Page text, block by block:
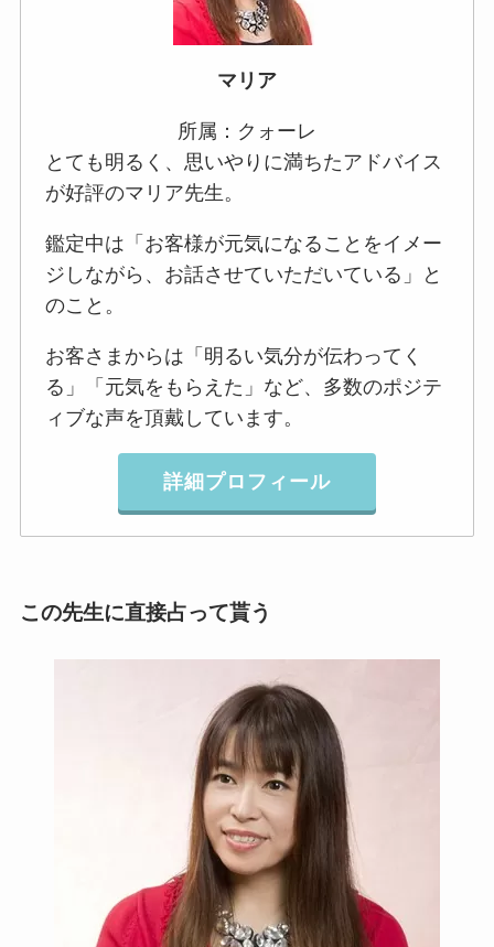
マリア
所属：クォーレ
とても明るく、思いやりに満ちたアドバイス
が好評のマリア先生。
鑑定中は「お客様が元気になることをイメー
ジしながら、お話させていただいている」と
のこと。
お客さまからは「明るい気分が伝わってく
る」「元気をもらえた」など、多数のポジテ
ィブな声を頂戴しています。
詳細プロフィール
この先生に直接占って貰う